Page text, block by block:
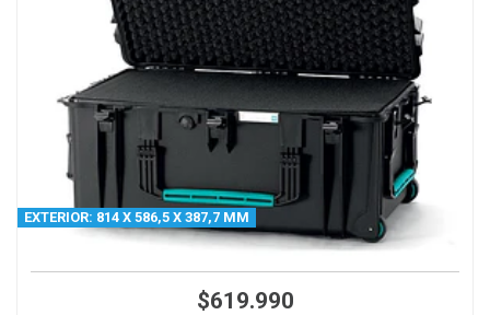
EXTERIOR: 814 X 586,5 X 387,7 MM
$619.990